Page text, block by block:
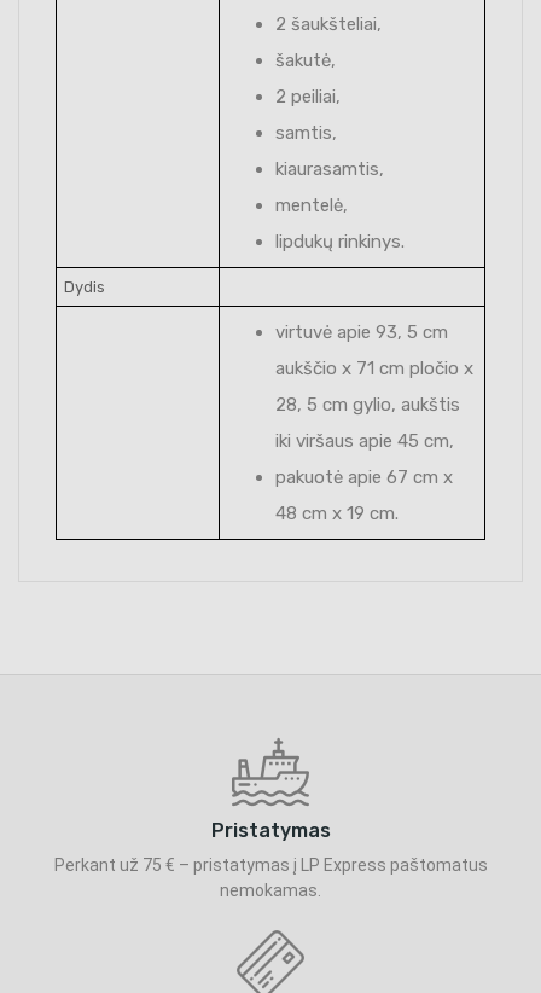
2 šaukšteliai,
šakutė,
2 peiliai,
samtis,
kiaurasamtis,
mentelė,
lipdukų rinkinys.
Dydis
virtuvė apie 93, 5 cm
aukščio x 71 cm pločio x
28, 5 cm gylio, aukštis
iki viršaus apie 45 cm,
pakuotė apie 67 cm x
48 cm x 19 cm.
Pristatymas
Perkant už 75 € – pristatymas į LP Express paštomatus
nemokamas.